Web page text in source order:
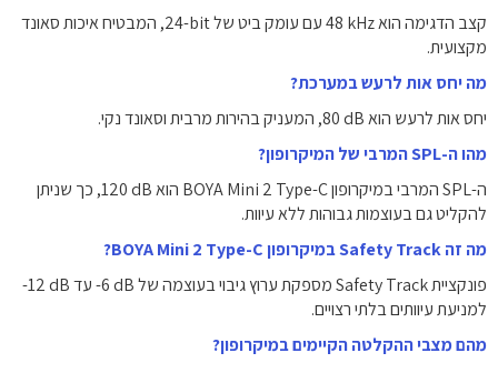
קצב הדגימה הוא ‎48 kHz עם עומק ביט של ‎24-bit, המבטיח איכות סאונד
מקצועית.
מה יחס אות לרעש במערכת?
יחס אות לרעש הוא ‎80 dB, המעניק בהירות מרבית וסאונד נקי.
מהו ה-SPL המרבי של המיקרופון?
ה-SPL המרבי במיקרופון BOYA Mini 2 Type-C הוא ‎120 dB, כך שניתן
להקליט גם בעוצמות גבוהות ללא עיוות.
מה זה Safety Track במיקרופון BOYA Mini 2 Type-C?
פונקציית Safety Track מספקת ערוץ גיבוי בעוצמה של ‎-6 dB עד ‎-12 dB
למניעת עיוותים בלתי רצויים.
מהם מצבי ההקלטה הקיימים במיקרופון?